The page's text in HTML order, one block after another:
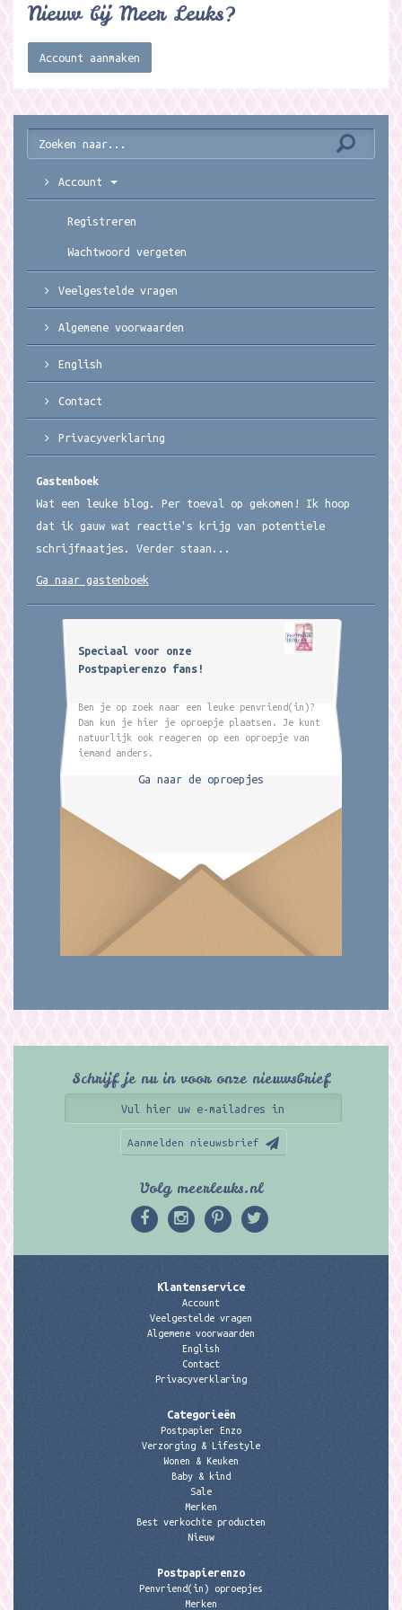
Nieuw bij Meer Leuks?
Account aanmaken
Account
Registreren
Wachtwoord vergeten
Veelgestelde vragen
Algemene voorwaarden
English
Contact
Privacyverklaring
Gastenboek
Wat een leuke blog. Per toeval op gekomen! Ik hoop
dat ik gauw wat reactie's krijg van potentiele
schrijfmaatjes. Verder staan...
Ga naar gastenboek
Speciaal voor onze
Postpapierenzo fans!
Ben je op zoek naar een leuke penvriend(in)?
Dan kun je hier je oproepje plaatsen. Je kunt
natuurlijk ook reageren op een oproepje van
iemand anders.
Ga naar de oproepjes
Schrijf je nu in voor onze nieuwsbrief
Aanmelden nieuwsbrief
Volg meerleuks.nl
Klantenservice
Account
Veelgestelde vragen
Algemene voorwaarden
English
Contact
Privacyverklaring
Categorieën
Postpapier Enzo
Verzorging & Lifestyle
Wonen & Keuken
Baby & kind
Sale
Merken
Best verkochte producten
Nieuw
Postpapierenzo
Penvriend(in) oproepjes
Merken